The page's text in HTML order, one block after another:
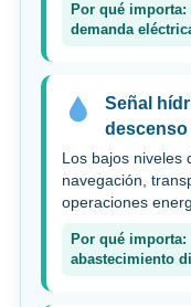
Por qué
demanda
Señal
descenso
Los bajos
navegación,
operaciones
Por qué importa:
abastecimiento